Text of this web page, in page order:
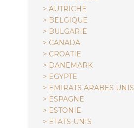
> AUTRICHE
> BELGIQUE
> BULGARIE
> CANADA
> CROATIE
> DANEMARK
> EGYPTE
> EMIRATS ARABES UNIS
> ESPAGNE
> ESTONIE
> ETATS-UNIS